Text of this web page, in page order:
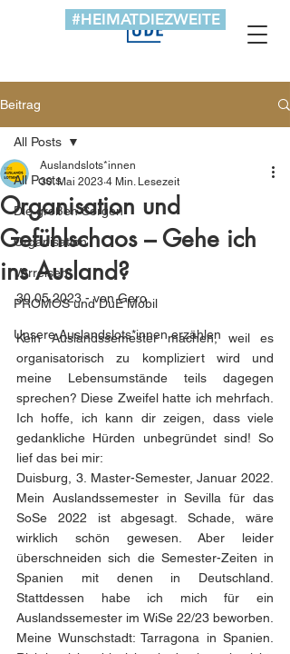
#HEIMATDIEZWEITE
Beitrag
All Posts
Die großen Sorgen
Organisation
Verreisen
PROMOS und DuE Mobil
Unsere Auslandslots*innen erzählen
All Posts
Organisation und
Gefühlschaos – Gehe ich
ins Ausland?
Auslandslots*innen
30. Mai 2023 4 Min. Lesezeit
30.05.2023 - von Gero
Kein Auslandssemester machen, weil es
organisatorisch zu kompliziert wird und
meine Lebensumstände teils dagegen
sprechen? Diese Zweifel hatte ich mehrfach.
Ich hoffe, ich kann dir zeigen, dass viele
gedankliche Hürden unbegründet sind! So
lief das bei mir:
Duisburg, 3. Master-Semester, Januar 2022.
Mein Auslandssemester in Sevilla für das
SoSe 2022 ist abgesagt. Schade, wäre
wirklich schön gewesen. Aber leider
überschneiden sich die Semester-Zeiten in
Spanien mit denen in Deutschland.
Stattdessen habe ich mich für ein
Auslandssemester im WiSe 22/23 beworben.
Meine Wunschstadt: Tarragona in Spanien.